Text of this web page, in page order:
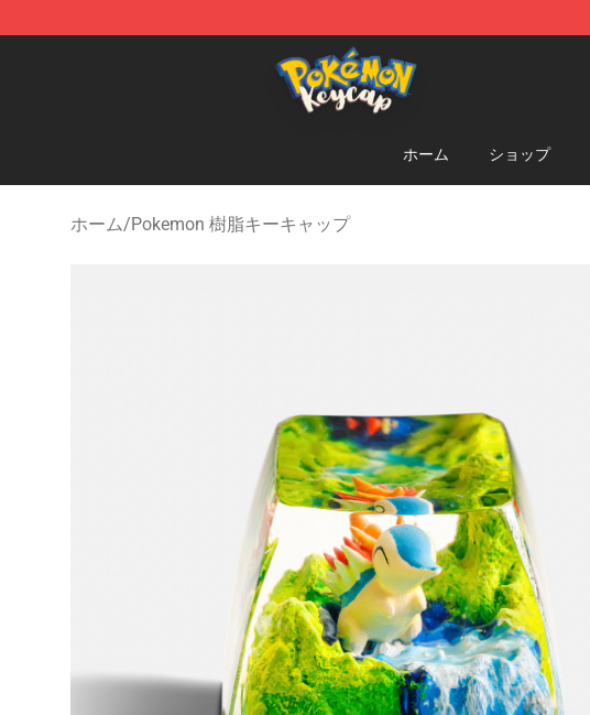
Pokemon Keycap Shop - The Best Store of Pokemon Keycaps
ホーム ショップ
ホーム/Pokemon 樹脂キーキャップ